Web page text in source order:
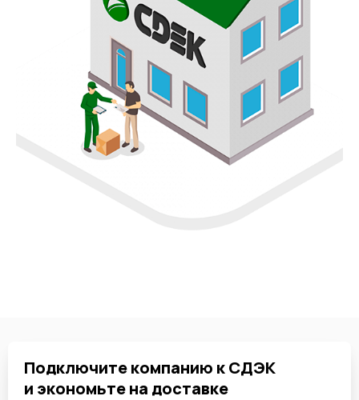
Подключите компанию к СДЭК
и экономьте на доставке